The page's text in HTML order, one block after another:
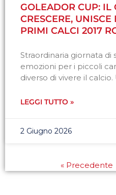
GOLEADOR CUP: IL
CRESCERE, UNISCE
PRIMI CALCI 2017
Straordinaria giornata di
emozioni per i piccoli
diverso di vivere il
LEGGI TUTTO »
2 Giugno 2026
« Precedente